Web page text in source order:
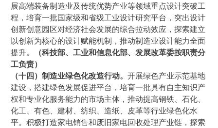
展高端装备制造业及传统优势产业等领域重点设计突破工
程，培育一批国家级和省级工业设计研究平台，突出设计
创新创意园区对经济社会发展的综合拉动效应，探索建立
以创新为核心的设计赋能机制，推动制造业设计能力全面
提升。
（科技部、工业和信息化部、发展改革委按职责分
工负责）
（十四）制造业绿色化改造行动。开展绿色产业示范基地
建设，搭建绿色发展促进平台，培育一批具有自主知识产
权和专业化服务能力的市场主体，推动提高钢铁、石化、
化工、有色、建材、纺织、造纸、皮革等行业绿色化水
平。积极打造家电销售和废旧家电回收处理产业链，探索